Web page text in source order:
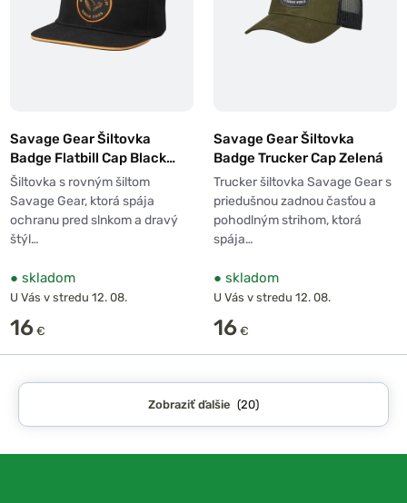
Savage Gear Šiltovka
Badge Flatbill Cap Black
Orange
Šiltovka s rovným šiltom
Savage Gear, ktorá spája
ochranu pred slnkom a dravý
štýl…
● skladom
U Vás v stredu 12. 08.
16 €
Savage Gear Šiltovka
Badge Trucker Cap Zelená
Trucker šiltovka Savage Gear s
priedušnou zadnou časťou a
pohodlným strihom, ktorá
spája…
● skladom
U Vás v stredu 12. 08.
16 €
Zobraziť ďalšie (20)